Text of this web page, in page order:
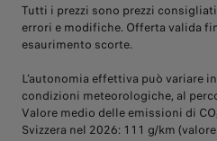
Tutti i prezzi sono prezzi
errori e modifiche. Offerta valida
esaurimento scorte.
L’autonomia effettiva può variare
condizioni meteorologiche, al
Valore medio delle emissioni di
Svizzera nel 2026: 111 g/km